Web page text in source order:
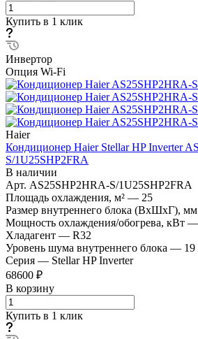
Купить в 1 клик
Инвертор
Опция Wi-Fi
Haier
Кондиционер Haier Stellar HP Inverter
S/1U25SHP2FRA
В наличии
Арт. AS25SHP2HRA-S/1U25SHP2FRA
Площадь охлаждения, м² — 25
Размер внутреннего блока (ВхШхГ),
Мощность охлаждения/обогрева, кВт —
Хладагент — R32
Уровень шума внутреннего блока — 19
Серия — Stellar HP Inverter
68600 ₽
В корзину
Купить в 1 клик